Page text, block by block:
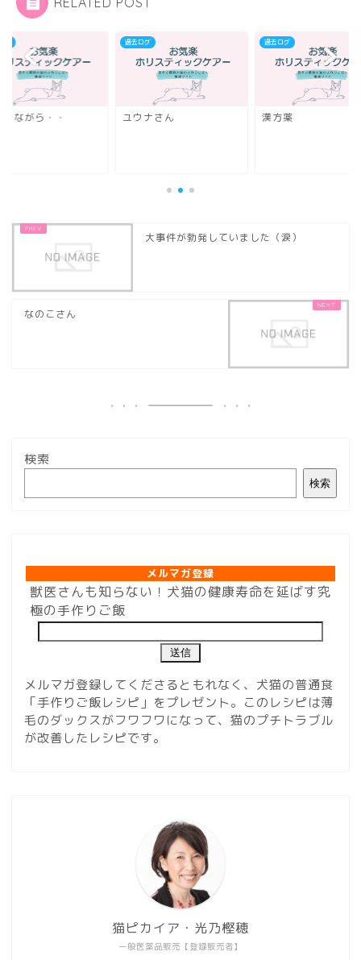
ながら・・
過去ログ
ユウナさん
過去ログ
漢方薬
大事件が勃発していました（涙）
なのこさん
検索
検索
メルマガ登録
獣医さんも知らない！犬猫の健康寿命を延ばす究
極の手作りご飯
メルマガ登録してくださるともれなく、犬猫の普通食
「手作りご飯レシピ」をプレゼント。このレシピは薄
毛のダックスがフワフワになって、猫のプチトラブル
が改善したレシピです。
一般医薬品販売【登録販売者】
猫ピカイア・光乃樫穂